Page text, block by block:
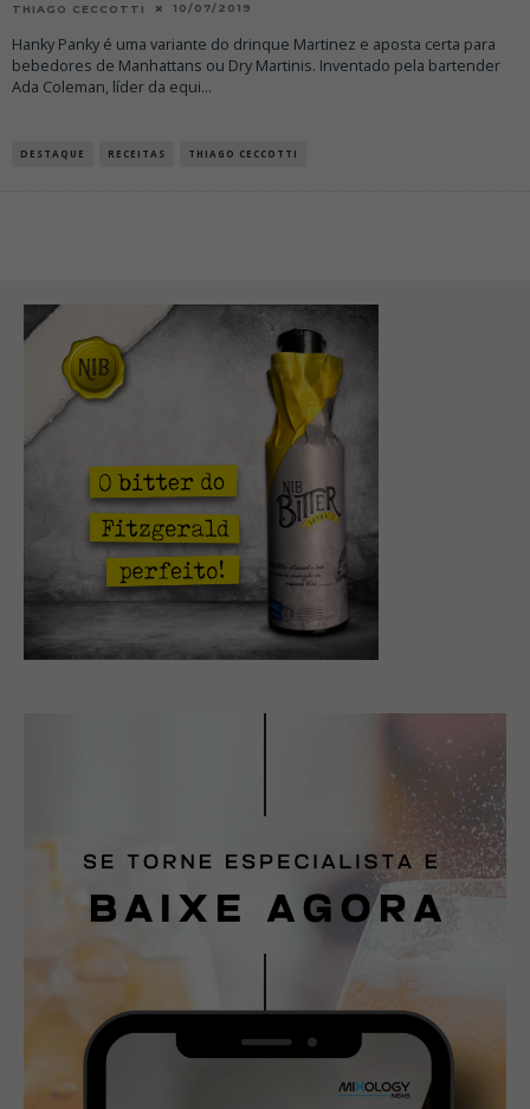
THIAGO CECCOTTI 10/07/2019
Hanky Panky é uma variante do drinque Martinez e aposta certa para
bebedores de Manhattans ou Dry Martinis. Inventado pela bartender
Ada Coleman, líder da equi...
DESTAQUE RECEITAS THIAGO CECCOTTI